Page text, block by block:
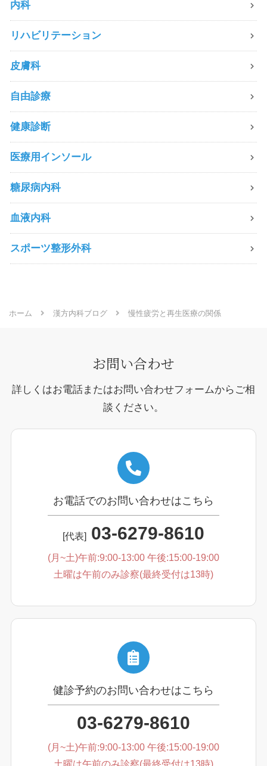
内科
リハビリテーション
皮膚科
自由診療
健康診断
医療用インソール
糖尿病内科
血液内科
スポーツ整形外科
ホーム 漢方内科ブログ 慢性疲労と再生医療の関係
お問い合わせ
詳しくはお電話またはお問い合わせフォームからご相
談ください。
お電話でのお問い合わせはこちら
[代表] 03-6279-8610
(月~土)午前:9:00-13:00 午後:15:00-19:00
土曜は午前のみ診察(最終受付は13時)
健診予約のお問い合わせはこちら
03-6279-8610
(月~土)午前:9:00-13:00 午後:15:00-19:00
土曜は午前のみ診察(最終受付は13時)